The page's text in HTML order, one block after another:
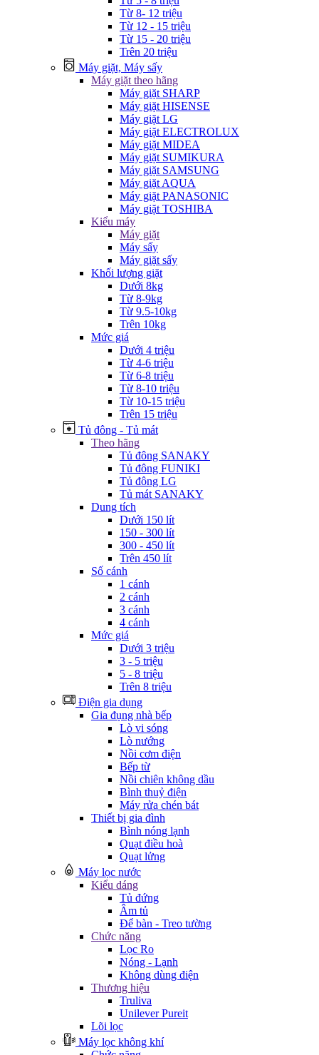
Từ 8- 12 triệu
Từ 12 - 15 triệu
Từ 15 - 20 triệu
Trên 20 triệu
Máy giặt, Máy sấy
Máy giặt theo hãng
Máy giặt SHARP
Máy giặt HISENSE
Máy giặt LG
Máy giặt ELECTROLUX
Máy giặt MIDEA
Máy giặt SUMIKURA
Máy giặt SAMSUNG
Máy giặt AQUA
Máy giặt PANASONIC
Máy giặt TOSHIBA
Kiểu máy
Máy giặt
Máy sấy
Máy giặt sấy
Khối lượng giặt
Dưới 8kg
Từ 8-9kg
Từ 9.5-10kg
Trên 10kg
Mức giá
Dưới 4 triệu
Từ 4-6 triệu
Từ 6-8 triệu
Từ 8-10 triệu
Từ 10-15 triệu
Trên 15 triệu
Tủ đông - Tủ mát
Theo hãng
Tủ đông SANAKY
Tủ đông FUNIKI
Tủ đông LG
Tủ mát SANAKY
Dung tích
Dưới 150 lít
150 - 300 lít
300 - 450 lít
Trên 450 lít
Số cánh
1 cánh
2 cánh
3 cánh
4 cánh
Mức giá
Dưới 3 triệu
3 - 5 triệu
5 - 8 triệu
Trên 8 triệu
Điện gia dụng
Gia đụng nhà bếp
Lò vi sóng
Lò nướng
Nồi cơm điện
Bếp từ
Nồi chiên không dầu
Bình thuỷ điện
Máy rửa chén bát
Thiết bị gia đình
Bình nóng lạnh
Quạt điều hoà
Quạt lửng
Máy lọc nước
Kiểu dáng
Tủ đứng
Âm tủ
Để bàn - Treo tường
Chức năng
Lọc Ro
Nóng - Lạnh
Không dùng điện
Thương hiệu
Truliva
Unilever Pureit
Lõi lọc
Máy lọc không khí